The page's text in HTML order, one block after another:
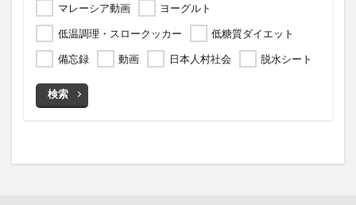
マレーシア動画
ヨーグルト
低温調理・スロークッカー
低糖質ダイエット
備忘録
動画 日本人村社会 脱水シート
検索